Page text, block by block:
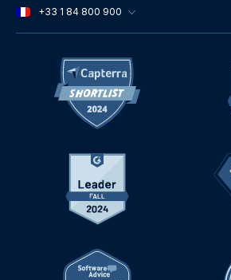
+33 1 84 800 900